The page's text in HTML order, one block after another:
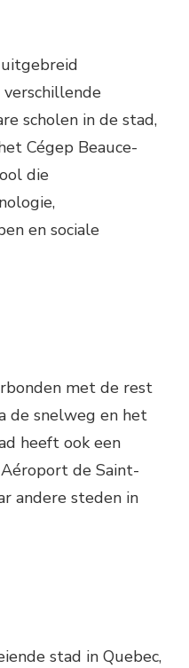
verschillende
scholen in de stad,
Cégep Beauce-
die
en sociale
met de rest
de snelweg en het
heeft ook een
de Saint-
andere steden in
stad in Quebec,